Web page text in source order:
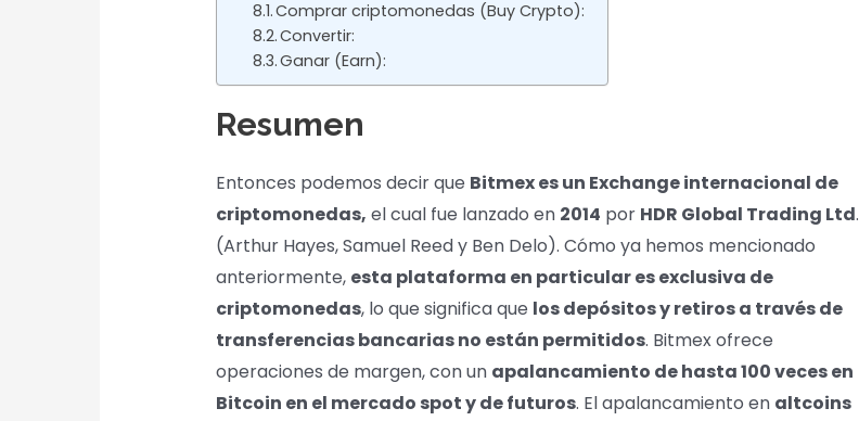
Comprar criptomonedas (Buy Crypto):
Convertir:
Ganar (Earn):
Resumen
Entonces podemos decir que Bitmex es un Exchange internacional de
criptomonedas, el cual fue lanzado en 2014 por HDR Global Trading Ltd.
(Arthur Hayes, Samuel Reed y Ben Delo). Cómo ya hemos mencionado
anteriormente, esta plataforma en particular es exclusiva de
criptomonedas, lo que significa que los depósitos y retiros a través de
transferencias bancarias no están permitidos. Bitmex ofrece
operaciones de margen, con un apalancamiento de hasta 100 veces en
Bitcoin en el mercado spot y de futuros. El apalancamiento en altcoins